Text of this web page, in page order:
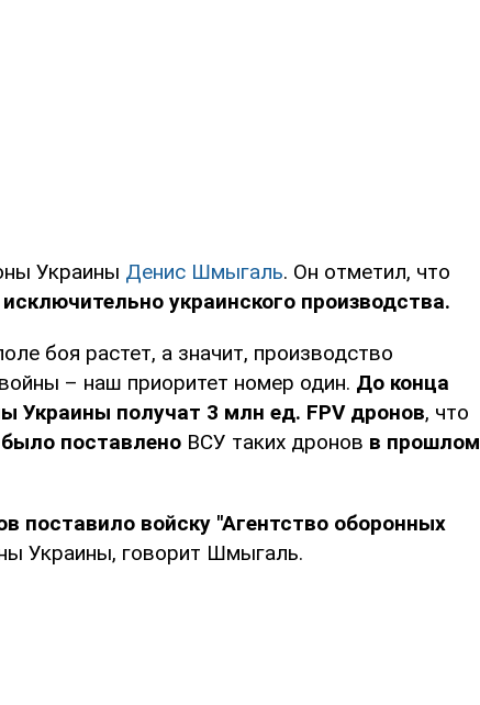
Украины Денис Шмыгаль. Он отметил, что
украинского производства.
боя растет, а значит, производство
– наш приоритет номер один. До конца
Украины получат 3 млн ед. FPV дронов, что
поставлено ВСУ таких дронов в прошлом
поставило войску "Агентство оборонных
Украины, говорит Шмыгаль.